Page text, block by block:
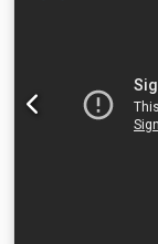
las empresas
posibles en
de la industria